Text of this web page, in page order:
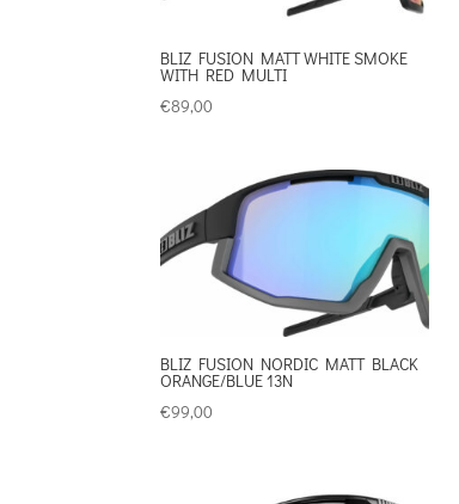
BLIZ FUSION MATT WHITE SMOKE
WITH RED MULTI
€89,00
BLIZ FUSION NORDIC MATT BLACK
ORANGE/BLUE 13N
€99,00